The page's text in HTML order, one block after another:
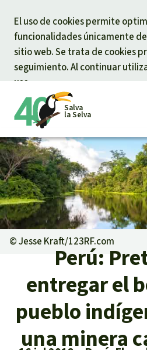
El uso de cookies permite
funcionalidades únicamente
sitio web. Se trata de cookies
seguimiento. Al continuar
uso.
Salva
la Selva
Peticiones
Proyectos
Informaciones
Informaciones
Éxitos
Temas
Clima
Salva la
Salva la Selva
Acerca de
Búsqueda
Tu donación
Donación general
Urgen
Certificados de
Preguntas y
Donar para un
©Jesse Kraft/123RF.com
Perú:
entregar el
pueblo
una minera